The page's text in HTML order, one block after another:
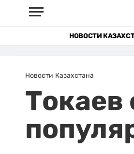
НОВОСТИ
Новости Казахстана
Токаев